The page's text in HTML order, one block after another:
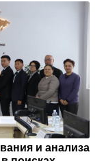
и анализа